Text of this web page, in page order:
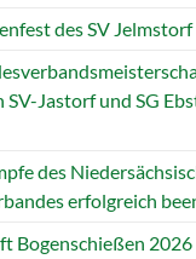
des SV Jelmstorf
Jastorf und SG
des
erfolgreich
Bogenschießen 2026